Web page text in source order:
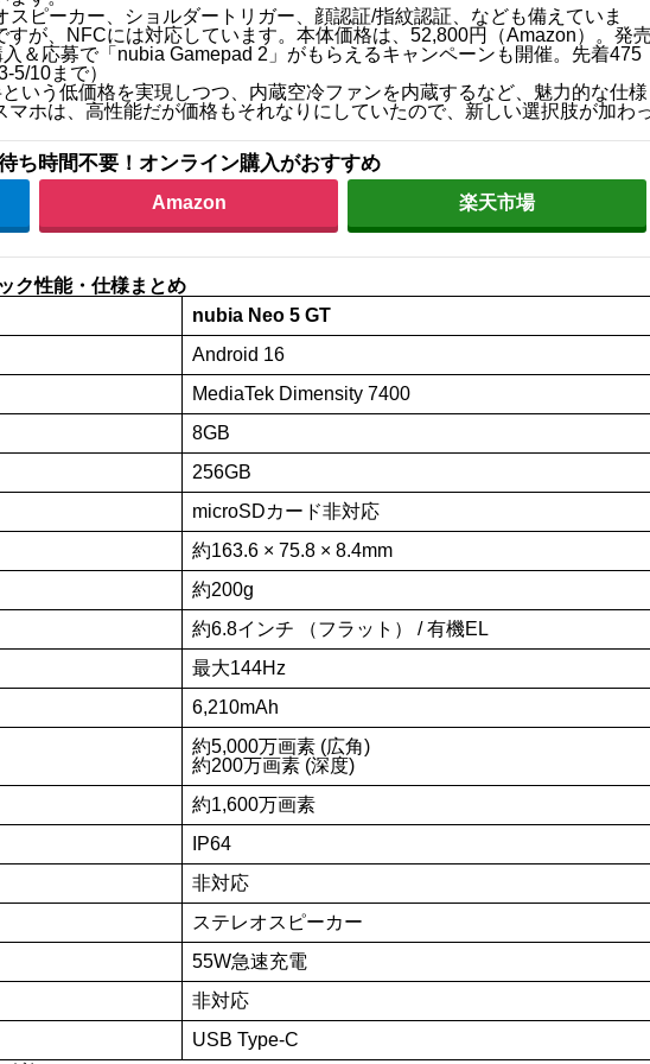
スピーカー、ショルダートリガー、顔認証/指紋認証、なども備えていま
が、NFCには対応しています。本体価格は、52,800円（Amazon）。発
＆応募で「nubia Gamepad 2」がもらえるキャンペーンも開催。先着475
5/10まで）
いう低価格を実現しつつ、内蔵空冷ファンを内蔵するなど、魅力的な仕様
マホは、高性能だが価格もそれなりにしていたので、新しい選択肢が加わ
ち時間不要！オンライン購入がおすすめ
Amazon 楽天市場
ク性能・仕様まとめ
nubia Neo 5 GT
Android 16
MediaTek Dimensity 7400
8GB
256GB
microSDカード非対応
約163.6 × 75.8 × 8.4mm
約200g
約6.8インチ （フラット） / 有機EL
最大144Hz
6,210mAh
約5,000万画素 (広角)
約200万画素 (深度)
約1,600万画素
IP64
非対応
ステレオスピーカー
55W急速充電
非対応
USB Type-C